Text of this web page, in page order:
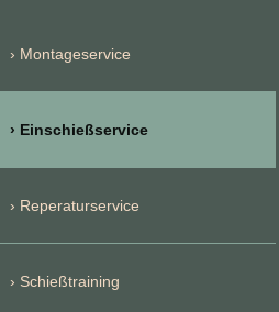
Montageservice
Einschießservice
Reperaturservice
Schießtraining